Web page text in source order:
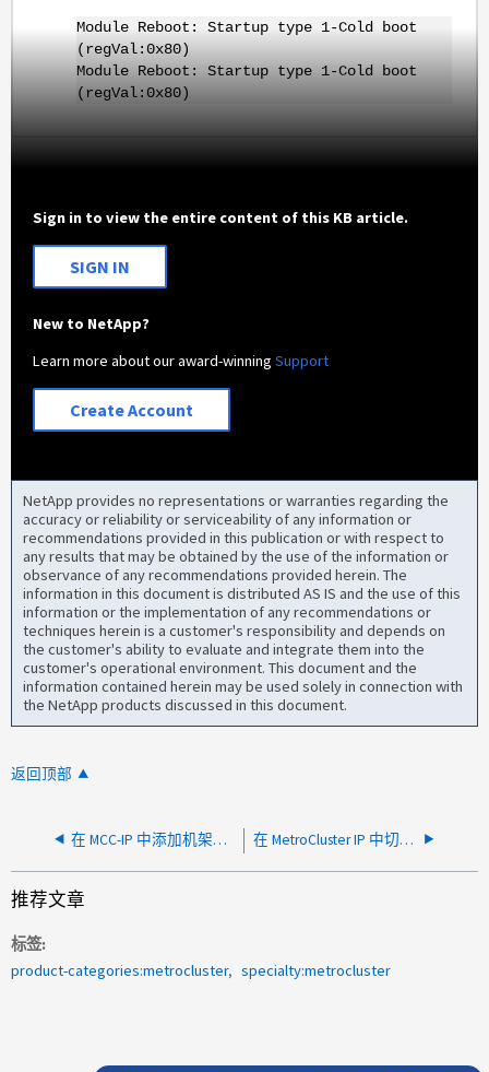
Module Reboot: Startup type 1-Cold boot
(regVal:0x80)
Module Reboot: Startup type 1-Cold boot
(regVal:0x80)
Sign in to view the entire content of this KB article.
SIGN IN
New to NetApp?
Learn more about our award-winningSupport
Create Account
NetApp provides no representations or warranties regarding the
accuracy or reliability or serviceability of any information or
recommendations provided in this publication or with respect to
any results that may be obtained by the use of the information or
observance of any recommendations provided herein. The
information in this document is distributed AS IS and the use of this
information or the implementation of any recommendations or
techniques herein is a customer's responsibility and depends on
the customer's ability to evaluate and integrate them into the
customer's operational environment. This document and the
information contained herein may be used solely in connection with
the NetApp products discussed in this document.
返回顶部
在 MCC-IP 中添加机架后切换期间观察到多个磁盘故障 在 MetroCluster IP 中切换/回切后多个丛离线
推荐文章
标签
product-categories:metrocluster
specialty:metrocluster